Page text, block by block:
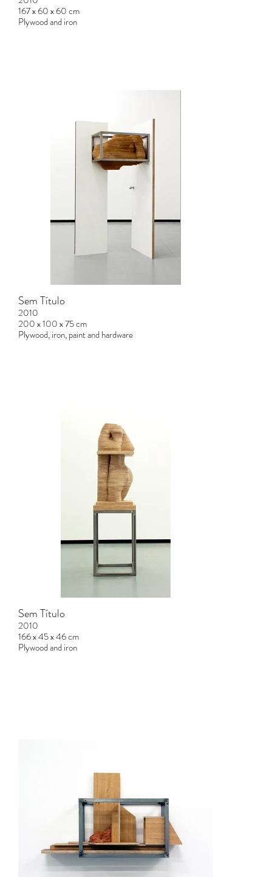
167 x 60 x 60 cm
Plywood and iron
Sem Título
2010
200 x 100 x 75 cm
Plywood, iron, paint and hardware
Sem Título
2010
166 x 45 x 46 cm
Plywood and iron